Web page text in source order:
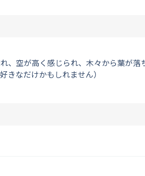
、空が高く感じられ、木々から葉が
きなだけかもしれません）